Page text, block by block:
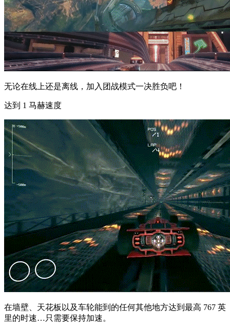
无论在线上还是离线，加入团战模式一决胜负吧！
达到 1 马赫速度
在墙壁、天花板以及车轮能到的任何其他地方达到最高 767 英
里的时速…只需要保持加速。